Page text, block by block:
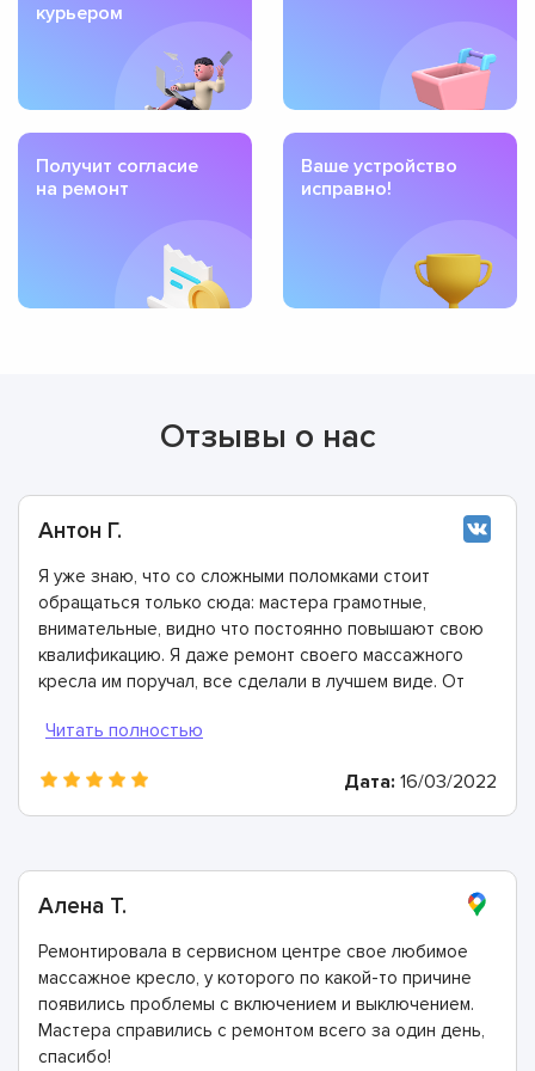
курьером
Получит согласие
на ремонт
Ваше устройство
исправно!
Отзывы о нас
Антон Г.
Я уже знаю, что со сложными поломками стоит
обращаться только сюда: мастера грамотные,
внимательные, видно что постоянно повышают свою
квалификацию. Я даже ремонт своего массажного
кресла им поручал, все сделали в лучшем виде. От
Дата: 16/03/2022
Алена Т.
Ремонтировала в сервисном центре свое любимое
массажное кресло, у которого по какой-то причине
появились проблемы с включением и выключением.
Мастера справились с ремонтом всего за один день,
спасибо!